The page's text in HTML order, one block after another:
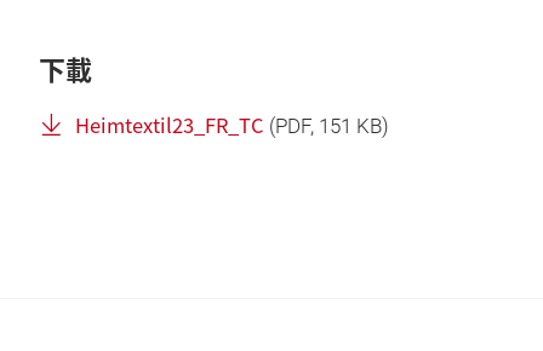
下載
Heimtextil23_FR_TC (PDF, 151 KB)